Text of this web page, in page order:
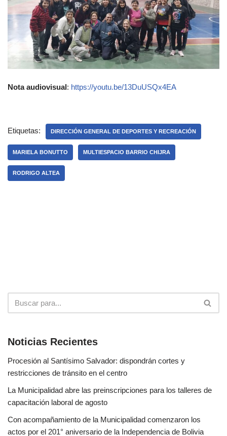
Nota audiovisual: https://youtu.be/13DuUSQx4EA
Etiquetas: DIRECCIÓN GENERAL DE DEPORTES Y RECREACIÓN
MARIELA BONUTTO MULTIESPACIO BARRIO CHIJRA
RODRIGO ALTEA
Noticias Recientes
Procesión al Santísimo Salvador: dispondrán cortes y
restricciones de tránsito en el centro
La Municipalidad abre las preinscripciones para los talleres de
capacitación laboral de agosto
Con acompañamiento de la Municipalidad comenzaron los
actos por el 201° aniversario de la Independencia de Bolivia